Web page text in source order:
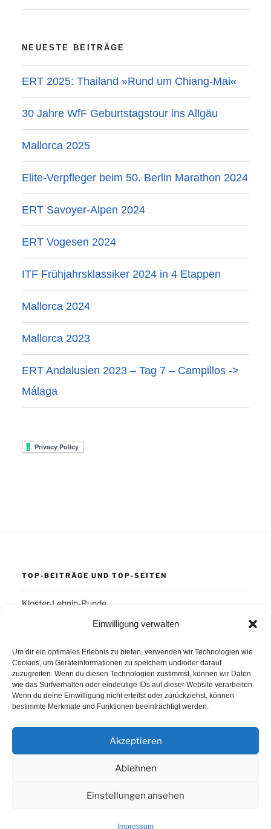
Einwilligung verwalten
Um dir ein optimales Erlebnis zu bieten, verwenden wir Technologien wie
Cookies, um Geräteinformationen zu speichern und/oder darauf
zuzugreifen. Wenn du diesen Technologien zustimmst, können wir Daten
wie das Surfverhalten oder eindeutige IDs auf dieser Website verarbeiten.
Wenn du deine Einwilligung nicht erteilst oder zurückziehst, können
bestimmte Merkmale und Funktionen beeinträchtigt werden.
Akzeptieren
Ablehnen
Einstellungen ansehen
Impressum
NEUESTE BEITRÄGE
ERT 2025: Thailand »Rund um Chiang-Mai«
30 Jahre WfF Geburtstagstour ins Allgäu
Mallorca 2025
Elite-Verpfleger beim 50. Berlin Marathon 2024
ERT Savoyer-Alpen 2024
ERT Vogesen 2024
ITF Frühjahrsklassiker 2024 in 4 Etappen
Mallorca 2024
Mallorca 2023
ERT Andalusien 2023 – Tag 7 – Campillos ->
Málaga
TOP-BEITRÄGE UND TOP-SEITEN
Kloster-Lehnin-Runde
Arber Daum Ergo 8i ErgoPlanet Frühsport
Havanna Kuba Laufen Los Angeles